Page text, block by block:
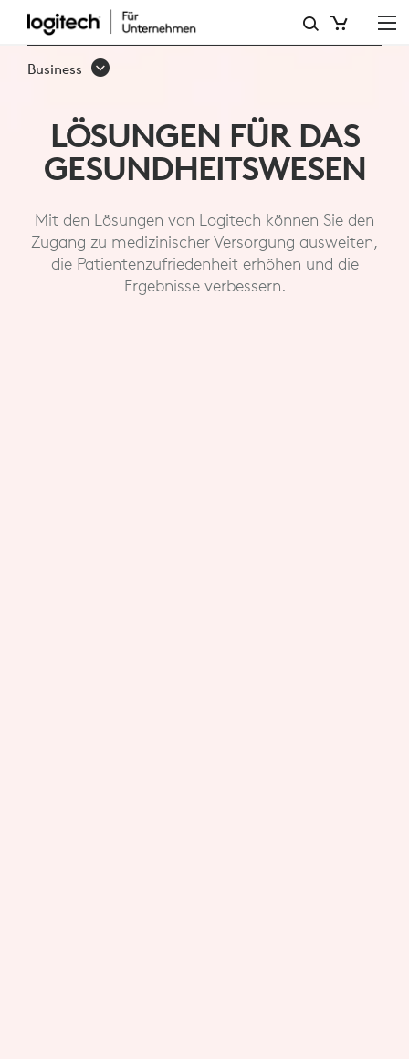
VIDEOLÖSUNGEN
FÜR
GESUNDHEITSWESEN
Business
LÖSUNGEN FÜR DAS
GESUNDHEITSWESEN
Mit den Lösungen von Logitech können Sie den
Zugang zu medizinischer Versorgung ausweiten,
die Patientenzufriedenheit erhöhen und die
Ergebnisse verbessern.